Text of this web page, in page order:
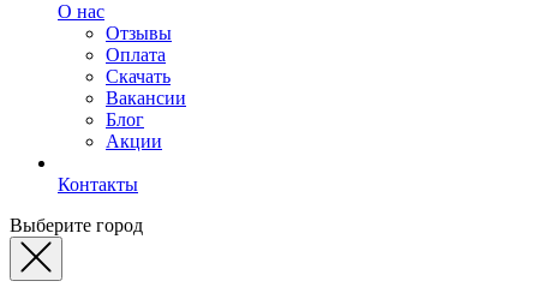
О нас
Отзывы
Оплата
Скачать
Вакансии
Блог
Акции
Контакты
Выберите город